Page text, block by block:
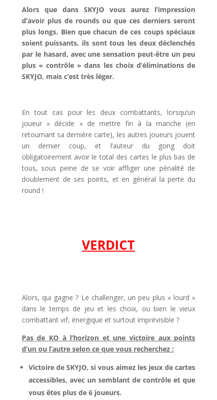
Alors que dans SKYJO vous aurez l’impression
d’avoir plus de rounds ou que ces derniers seront
plus longs. Bien que chacun de ces coups spéciaux
soient puissants, ils sont tous les deux déclenchés
par le hasard, avec une sensation peut-être un peu
plus « contrôle » dans les choix d’éliminations de
SKYJO, mais c’est très léger.
En tout cas pour les deux combattants, lorsqu’un
joueur » décide » de mettre fin à la manche (en
retournant sa dernière carte), les autres joueurs jouent
un dernier coup, et l’auteur du gong doit
obligatoirement avoir le total des cartes le plus bas de
tous, sous peine de se voir affliger une pénalité de
doublement de ses points, et en général la perte du
round !
VERDICT
Alors, qui gagne ? Le challenger, un peu plus « lourd »
dans le temps de jeu et les choix, ou bien le vieux
combattant vif, énergique et surtout imprévisible ?
Pas de KO à l’horizon et une victoire aux points
d’un ou l’autre selon ce que vous recherchez :
Victoire de SKYJO, si vous aimez les jeux de cartes
accessibles, avec un semblant de contrôle et que
vous êtes plus de 6 joueurs.